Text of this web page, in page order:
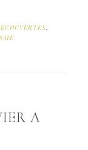
,
A